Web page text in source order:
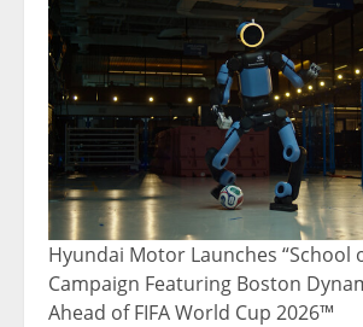
Hyundai Motor Launches “School
Campaign Featuring Boston
Ahead of FIFA World Cup 2026™